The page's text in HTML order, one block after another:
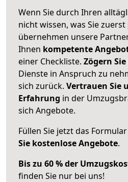
Wenn Sie durch Ihren
nicht wissen, was Sie
übernehmen unsere
Ihnen kompetente
einer Checkliste. Zögern
Dienste in Anspruch zu
sich zurück. Vertrauen Sie
Erfahrung in der
sich Angebote.
Füllen Sie jetzt das
Sie kostenlose Angebote.
Bis zu 60 % der
finden Sie nur bei uns!